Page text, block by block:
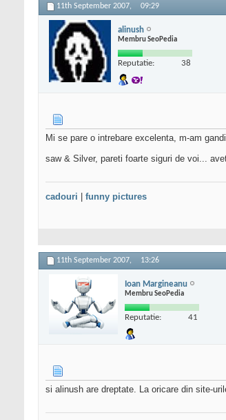
11th September 2007, 09:29
alinush
Membru SeoPedia
Reputatie: 38
Mi se pare o intrebare excelenta, m-am
saw & Silver, pareti foarte siguri de voi...
cadouri funny pictures
11th September 2007, 13:26
Ioan Margineanu
Membru SeoPedia
Reputatie: 41
si alinush are dreptate. La oricare din site-